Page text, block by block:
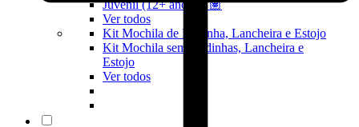
Juvenil (12+ anos)👨🏽
Ver todos
Kit Mochila de Rodinha, Lancheira e Estojo
Kit Mochila sem Rodinhas, Lancheira e
Estojo
Ver todos